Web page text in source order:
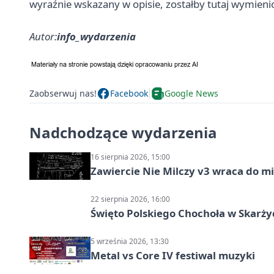
wyraźnie wskazany w opisie, zostałby tutaj
Autor:info_wydarzenia
Zaobserwuj nas! Facebook Google News
Nadchodzące wydarzenia
16 sierpnia 2026, 15:00
Zawiercie Nie Milczy v3 wraca do
22 sierpnia 2026, 16:00
Święto Polskiego Chochoła w
5 września 2026, 13:30
Metal vs Core IV festiwal muzyki